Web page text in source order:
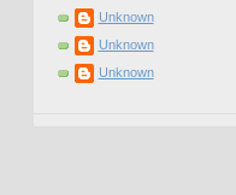
Unknown
Unknown
Unknown